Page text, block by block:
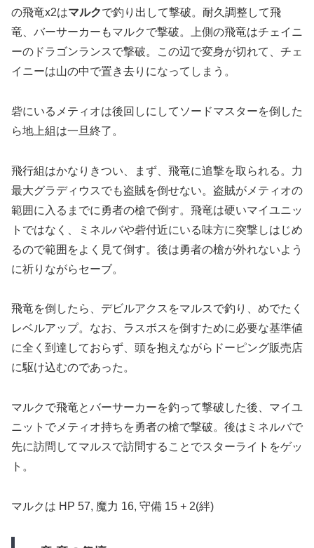
の飛竜x2はマルクで釣り出して撃破。耐久調整して飛
竜、バーサーカーもマルクで撃破。上側の飛竜はチェイニ
ーのドラゴンランスで撃破。この辺で変身が切れて、チェ
イニーは山の中で置き去りになってしまう。
砦にいるメティオは後回しにしてソードマスターを倒した
ら地上組は一旦終了。
飛行組はかなりきつい、まず、飛竜に追撃を取られる。力
最大グラディウスでも盗賊を倒せない。盗賊がメティオの
範囲に入るまでに勇者の槍で倒す。飛竜は硬いマイユニッ
トではなく、ミネルバや砦付近にいる味方に突撃しはじめ
るので範囲をよく見て倒す。後は勇者の槍が外れないよう
に祈りながらセーブ。
飛竜を倒したら、デビルアクスをマルスで釣り、めでたく
レベルアップ。なお、ラスボスを倒すために必要な基準値
に全く到達しておらず、頭を抱えながらドーピング販売店
に駆け込むのであった。
マルクで飛竜とバーサーカーを釣って撃破した後、マイユ
ニットでメティオ持ちを勇者の槍で撃破。後はミネルバで
先に訪問してマルスで訪問することでスターライトをゲッ
ト。
マルクは HP 57, 魔力 16, 守備 15 + 2(絆)